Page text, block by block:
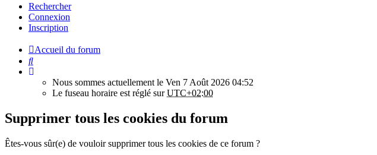
Rechercher
Connexion
Inscription
Accueil du forum
Rechercher
Nous sommes actuellement le Ven 7 Août 2026 04:52
Le fuseau horaire est réglé surUTC+02:00
Supprimer tous les cookies du forum
Êtes-vous sûr(e) de vouloir supprimer tous les cookies de ce forum ?